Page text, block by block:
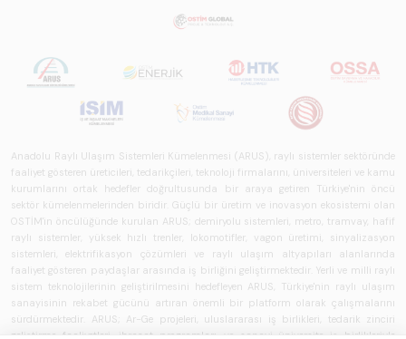
Anadolu Raylı Ulaşım Sistemleri Kümelenmesi (ARUS), raylı sistemler sektöründe
faaliyet gösteren üreticileri, tedarikçileri, teknoloji firmalarını, üniversiteleri ve kamu
kurumlarını ortak hedefler doğrultusunda bir araya getiren Türkiye'nin öncü
sektör kümelenmelerinden biridir. Güçlü bir üretim ve inovasyon ekosistemi olan
OSTİM'in öncülüğünde kurulan ARUS; demiryolu sistemleri, metro, tramvay, hafif
raylı sistemler, yüksek hızlı trenler, lokomotifler, vagon üretimi, sinyalizasyon
sistemleri, elektrifikasyon çözümleri ve raylı ulaşım altyapıları alanlarında
faaliyet gösteren paydaşlar arasında iş birliğini geliştirmektedir. Yerli ve milli raylı
sistem teknolojilerinin geliştirilmesini hedefleyen ARUS, Türkiye'nin raylı ulaşım
sanayisinin rekabet gücünü artıran önemli bir platform olarak çalışmalarını
sürdürmektedir. ARUS; Ar-Ge projeleri, uluslararası iş birlikleri, tedarik zinciri
geliştirme faaliyetleri, ihracat programları ve sanayi-üniversite iş birlikleriyle